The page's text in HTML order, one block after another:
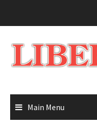
Main Menu